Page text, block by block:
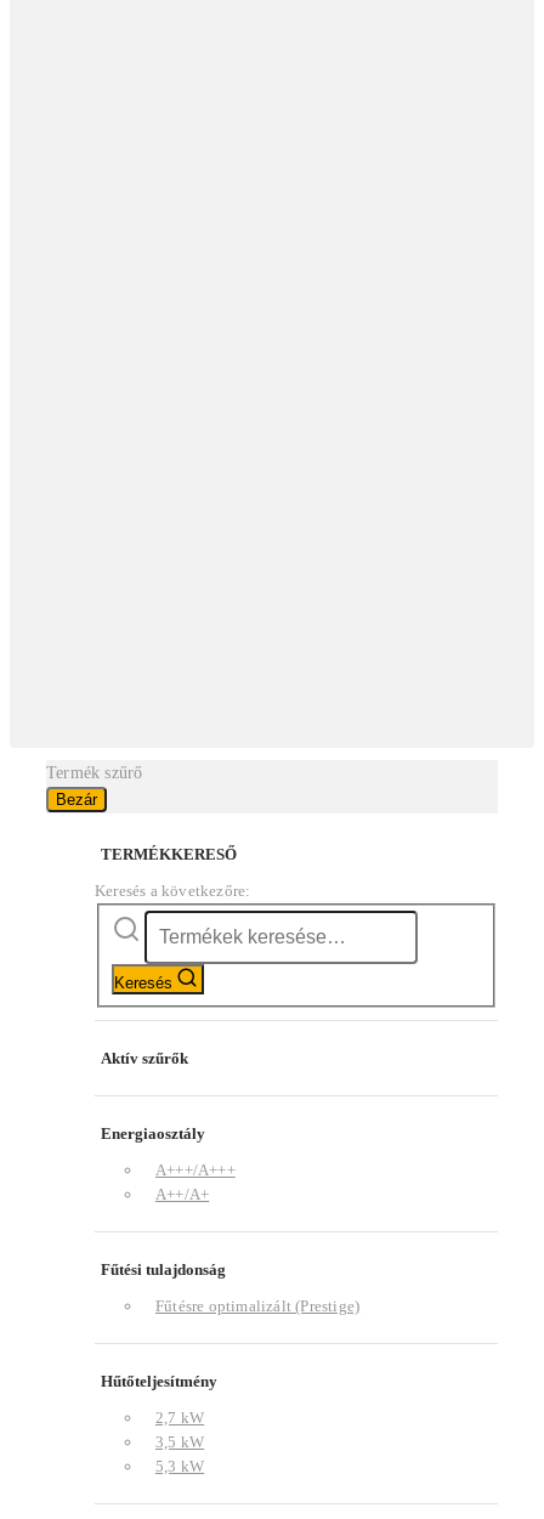
Termék szűrő
Bezár
TERMÉKKERESŐ
Keresés a következőre:
Keresés
Aktív szűrők
Energiaosztály
A+++/A+++
A++/A+
Fűtési tulajdonság
Fűtésre optimalizált (Prestige)
Hűtőteljesítmény
2,7 kW
3,5 kW
5,3 kW